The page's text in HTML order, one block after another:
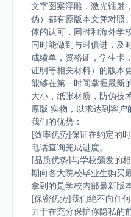
文字图案浮雕，激光镭射
伪）都有原版本文凭对照
体的认可，同时和海外学
同时能做到与时俱进，及
成绩单，资格证，学生卡
证明等相关材料）的版本
能够在第一时间掌握最新
大小，纸张材质，防伪技
原版 实物，以求达到客户
我们的优势：
[效率优势]保证在约定的
电话查询完成进度。
[品质优势]与学校颁发的
期向各大院校毕业生购买
拿到的是学校内部最新版
[保密优势]我们绝不向任
力于在充分保护你隐私的